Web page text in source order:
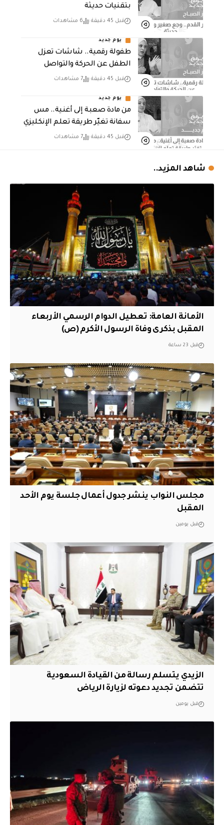
بتقنيات حديثة
قبل 45 دقيقة 6 مشاهدات
يوم جديد
طفولة رقمية.. شاشات تعزل
الطفل عن الحركة والتواصل
قبل 45 دقيقة 7 مشاهدات
يوم جديد
من مادة صعبة إلى أغنية.. مس
سفانة تغيّر طريقة تعلم الإنكليزي
قبل 45 دقيقة 7 مشاهدات
شاهد المزيد..
الأمانة العامة: تعطيل الدوام الرسمي الأربعاء
المقبل بذكرى وفاة الرسول الأكرم (ص)
قبل 23 ساعة
مجلس النواب ينشر جدول أعمال جلسة يوم الأحد
المقبل
قبل يومين
الزيدي يتسلم رسالة من القيادة السعودية
تتضمن تجديد دعوته لزيارة الرياض
قبل يومين